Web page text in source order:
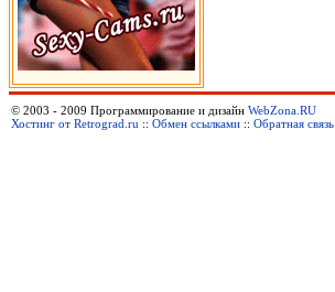
© 2003 - 2009 Программирование и дизайн WebZona.RU
Хостинг от Retrograd.ru :: Обмен ссылками :: Обратная связь